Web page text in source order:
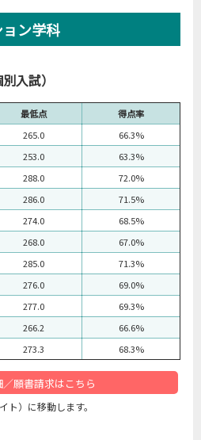
ン学科
入試）
最低点
得点率
265.0
66.3%
253.0
63.3%
288.0
72.0%
286.0
71.5%
274.0
68.5%
268.0
67.0%
285.0
71.3%
276.0
69.0%
277.0
69.3%
266.2
66.6%
273.3 68.3%
／願書請求はこちら
）に移動します。